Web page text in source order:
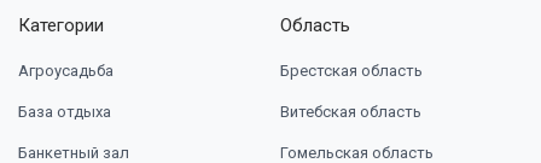
Категории
Агроусадьба
База отдыха
Банкетный зал
Область
Брестская область
Витебская область
Гомельская область